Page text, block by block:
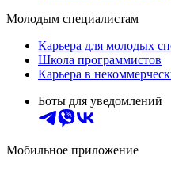
Молодым специалистам
Карьера для молодых
Школа программистов
Карьера в
Боты для уведомлений
Мобильное приложение